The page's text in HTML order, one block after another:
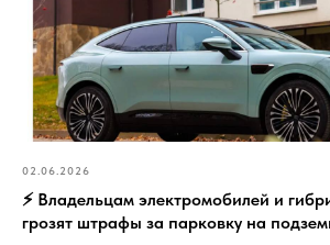
02.06.2026
⚡️ Владельцам электромобилей и
грозят штрафы за парковку на